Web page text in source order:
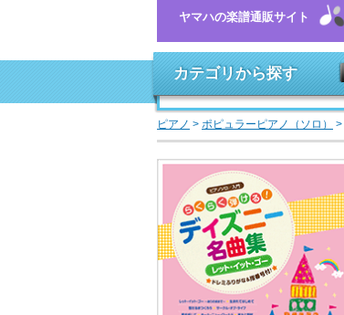
ヤマハの楽譜通販サイト
カテゴリから探す
ピアノ > ポピュラーピアノ（ソロ） >